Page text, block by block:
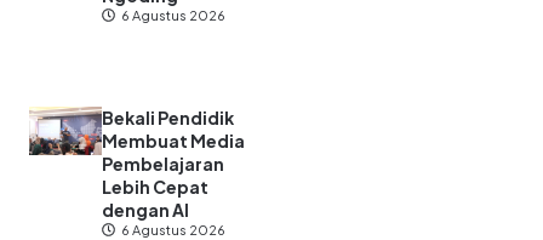
6 Agustus 2026
Bekali Pendidik
Membuat Media
Pembelajaran
Lebih Cepat
dengan AI
6 Agustus 2026